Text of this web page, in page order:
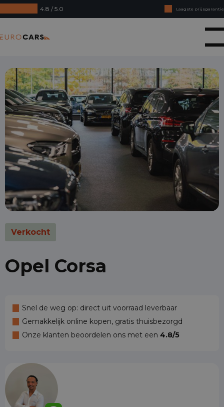
4.8 / 5.0
Laagste prijsgarantie
Online kopen, niet goed geld terug
Financial lease - Soepele acceptatie
Verkocht
Opel Corsa
Snel de weg op: direct uit voorraad leverbaar
Gemakkelijk online kopen, gratis thuisbezorgd
Onze klanten beoordelen ons met een 4.8/5